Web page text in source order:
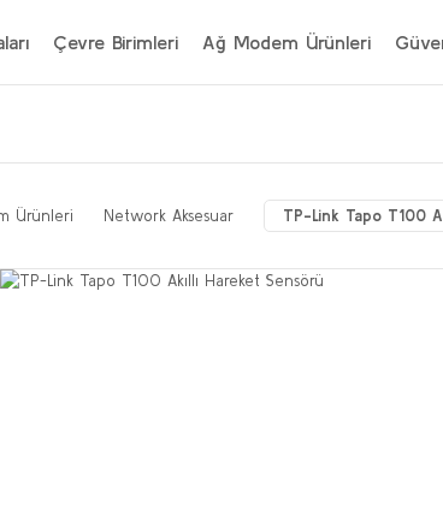
Çevre Birimleri Ağ Modem Ürünleri
Ürünleri Network Aksesuar TP-Link Tapo T100